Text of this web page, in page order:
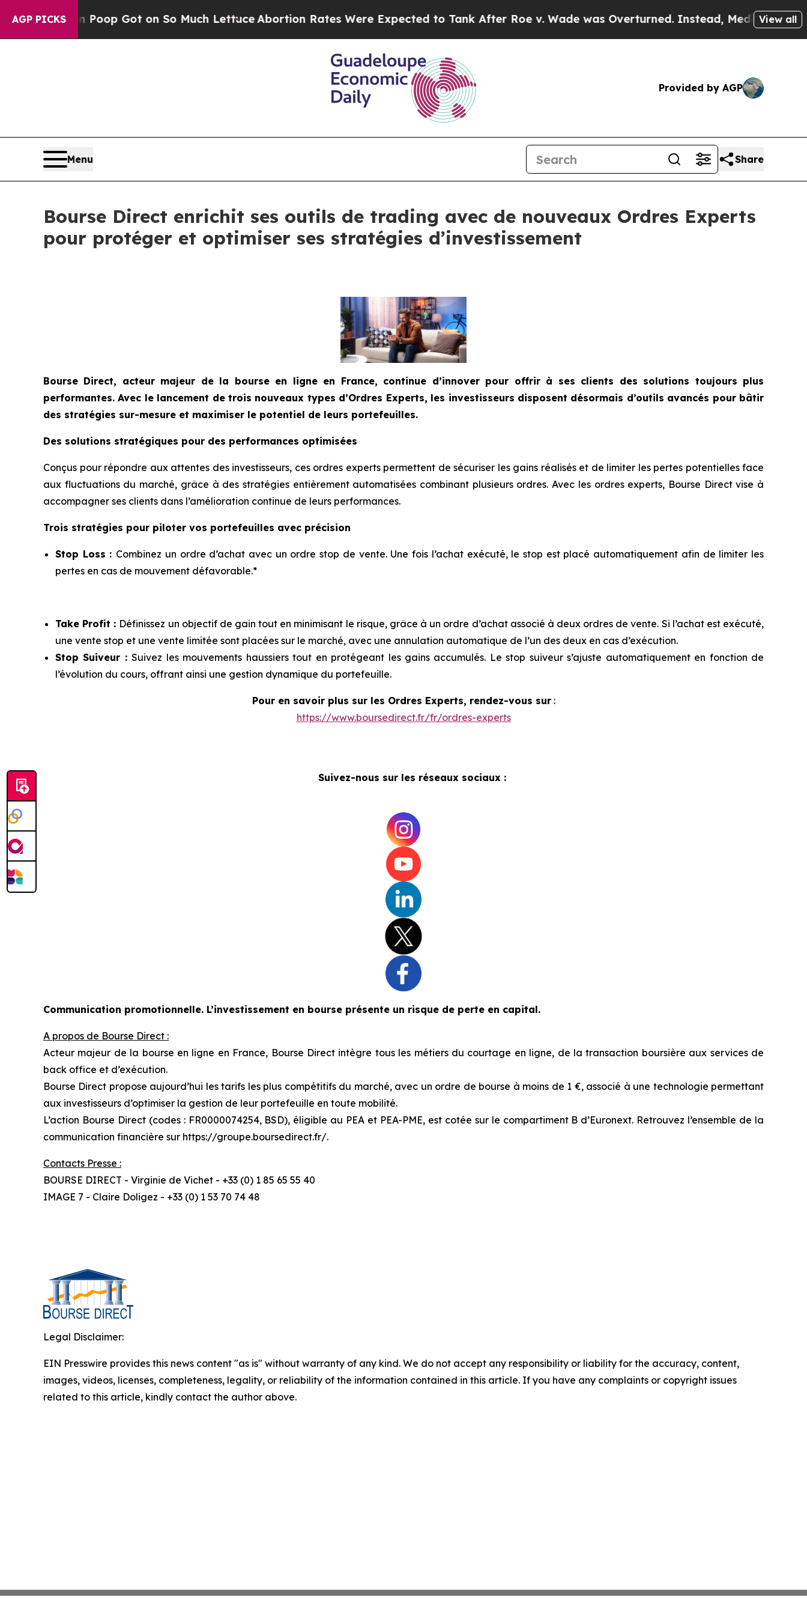
AGP PICKS
Poop Got on So Much LettuceAbortion Rates Were Expected to Tank After Roe v. Wade was Overturned. Instead, Medication Abortion
View all
Provided by AGP
Menu Share
Bourse Direct enrichit ses outils de trading avec de nouveaux Ordres Experts
pour protéger et optimiser ses stratégies d’investissement
Bourse Direct, acteur majeur de la bourse en ligne en France, continue d’innover pour offrir à ses clients des solutions toujours plus
performantes. Avec le lancement de trois nouveaux types d’Ordres Experts, les investisseurs disposent désormais d’outils avancés pour bâtir
des stratégies sur-mesure et maximiser le potentiel de leurs portefeuilles.
Des solutions stratégiques pour des performances optimisées
Conçus pour répondre aux attentes des investisseurs, ces ordres experts permettent de sécuriser les gains réalisés et de limiter les pertes potentielles face
aux fluctuations du marché, grâce à des stratégies entièrement automatisées combinant plusieurs ordres. Avec les ordres experts, Bourse Direct vise à
accompagner ses clients dans l’amélioration continue de leurs performances.
Trois stratégies pour piloter vos portefeuilles avec précision
Stop Loss : Combinez un ordre d’achat avec un ordre stop de vente. Une fois l’achat exécuté, le stop est placé automatiquement afin de limiter les
pertes en cas de mouvement défavorable.*
Take Profit : Définissez un objectif de gain tout en minimisant le risque, grâce à un ordre d’achat associé à deux ordres de vente. Si l’achat est exécuté,
une vente stop et une vente limitée sont placées sur le marché, avec une annulation automatique de l’un des deux en cas d’exécution.
Stop Suiveur :Suivez les mouvements haussiers tout en protégeant les gains accumulés. Le stop suiveur s’ajuste automatiquement en fonction de
l’évolution du cours, offrant ainsi une gestion dynamique du portefeuille.
Pour en savoir plus sur les Ordres Experts, rendez-vous sur:
https://www.boursedirect.fr/fr/ordres-experts
Suivez-nous sur les réseaux sociaux :
Communication promotionnelle. L’investissement en bourse présente un risque de perte en capital.
A propos de Bourse Direct :
Acteur majeur de la bourse en ligne en France, Bourse Direct intègre tous les métiers du courtage en ligne, de la transaction boursière aux services de
back office et d’exécution.
Bourse Direct propose aujourd’hui les tarifs les plus compétitifs du marché, avec un ordre de bourse à moins de 1 €, associé à une technologie permettant
aux investisseurs d’optimiser la gestion de leur portefeuille en toute mobilité.
L’action Bourse Direct (codes : FR0000074254, BSD), éligible au PEA et PEA-PME, est cotée sur le compartiment B d’Euronext. Retrouvez l’ensemble de la
communication financière sur https://groupe.boursedirect.fr/.
Contacts Presse :
BOURSE DIRECT - Virginie de Vichet - +33 (0) 1 85 65 55 40
IMAGE 7 - Claire Doligez - +33 (0) 1 53 70 74 48
Legal Disclaimer:
EIN Presswire provides this news content "as is" without warranty of any kind. We do not accept any responsibility or liability for the accuracy, content,
images, videos, licenses, completeness, legality, or reliability of the information contained in this article. If you have any complaints or copyright issues
related to this article, kindly contact the author above.